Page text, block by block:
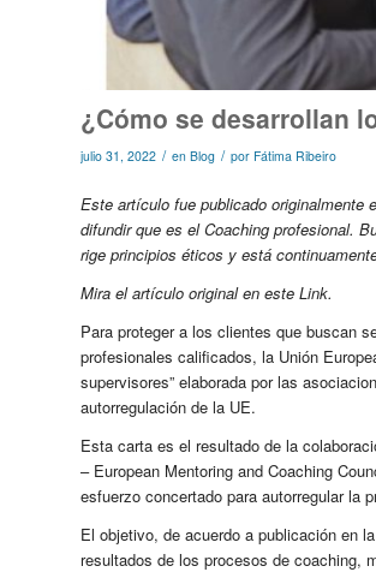
¿Cómo se desarrollan
julio 31, 2022 / en Blog / por Fátima Ribeiro
Este artículo fue publicado originalmente
difundir que es el Coaching profesional.
rige principios éticos y está
Mira el artículo original en este Link.
Para proteger a los clientes que buscan
profesionales calificados, la Unión
supervisores” elaborada por las
autorregulación de la UE.
Esta carta es el resultado de la
– European Mentoring and Coaching
esfuerzo concertado para autorregular la
El objetivo, de acuerdo a publicación en
resultados de los procesos de coaching,